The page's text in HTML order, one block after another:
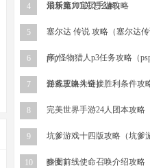
消乐第101关怎么解）
4 最新魔力宝贝手游攻略
5 塞尔达 传说 攻略（塞尔达
序）
6 psp怪物猎人p3任务攻略（
任务攻略大全）
7 游戏王决斗链接胜利条件攻
8 完美世界手游24人团本攻略
9 坑爹游戏十四版攻略（坑爹
略图）
10 少女前线使命召唤介绍攻略